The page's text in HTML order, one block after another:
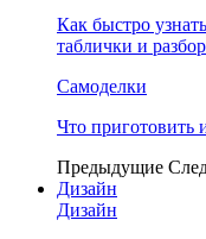
Как быстро
таблички и
Самоделки
Что приготовить
Предыдущие
Дизайн
Дизайн